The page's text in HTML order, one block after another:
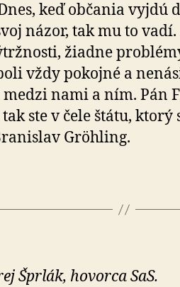
keď občania
názor, tak mu to
žiadne
vždy po­koj­né a
nami a ním. Pán
ste v čele štátu, ktorý
Gröhling.
Šprlák, hovorca SaS.